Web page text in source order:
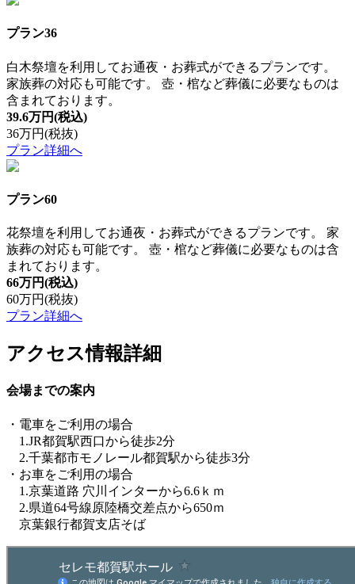
プラン36
白木祭壇を利用してお通夜・お葬式ができるプランです。
家族葬の対応も可能です。 壺・棺など葬儀に必要なものは
含まれております。
39.6万円(税込)
36万円(税抜)
プラン詳細へ
プラン60
花祭壇を利用してお通夜・お葬式ができるプランです。 家
族葬の対応も可能です。 壺・棺など葬儀に必要なものは含
まれております。
66万円(税込)
60万円(税抜)
プラン詳細へ
アクセス情報詳細
会場までの案内
・電車をご利用の場合
1.JR都賀駅西口から徒歩2分
2.千葉都市モノレール都賀駅から徒歩3分
・お車をご利用の場合
1.京葉道路 穴川インターから6.6ｋｍ
2.県道64号線原陸橋交差点から650ｍ
京葉銀行都賀支店そば